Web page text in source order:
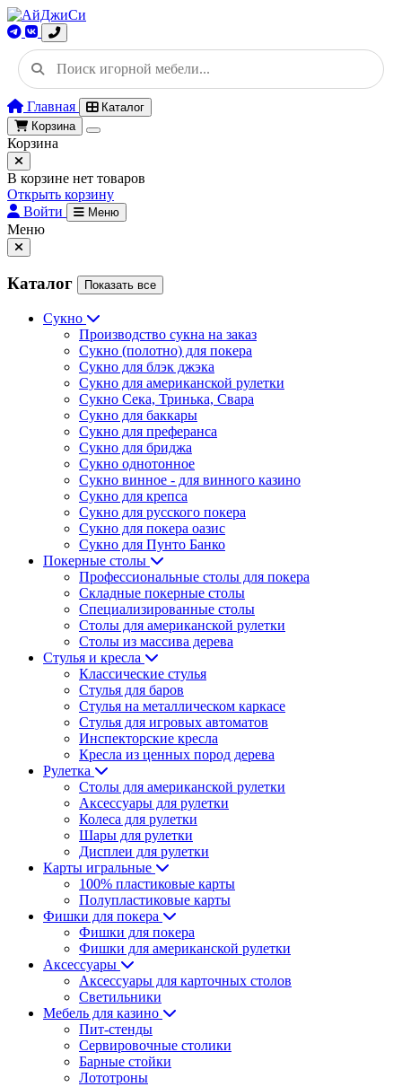
Главная
Каталог
Корзина
Корзина
В корзине нет товаров
Открыть корзину
Войти
Меню
Меню
Каталог Показать все
Сукно
Производство сукна на заказ
Сукно (полотно) для покера
Сукно для блэк джэка
Сукно для американской рулетки
Сукно Сека, Тринька, Свара
Сукно для баккары
Сукно для преферанса
Сукно для бриджа
Сукно однотонное
Сукно винное - для винного казино
Сукно для крепса
Сукно для русского покера
Сукно для покера оазис
Сукно для Пунто Банко
Покерные столы
Профессиональные столы для покера
Складные покерные столы
Специализированные столы
Столы для американской рулетки
Столы из массива дерева
Стулья и кресла
Классические стулья
Стулья для баров
Стулья на металлическом каркасе
Стулья для игровых автоматов
Инспекторские кресла
Кресла из ценных пород дерева
Рулетка
Столы для американской рулетки
Аксессуары для рулетки
Колеса для рулетки
Шары для рулетки
Дисплеи для рулетки
Карты игральные
100% пластиковые карты
Полупластиковые карты
Фишки для покера
Фишки для покера
Фишки для американской рулетки
Аксессуары
Аксессуары для карточных столов
Светильники
Мебель для казино
Пит-стенды
Сервировочные столики
Барные стойки
Лототроны